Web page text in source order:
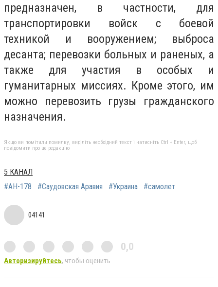
предназначен, в частности, для
транспортировки войск с боевой
техникой и вооружением; выброса
десанта; перевозки больных и раненых, а
также для участия в особых и
гуманитарных миссиях. Кроме этого, им
можно перевозить грузы гражданского
назначения.
Якщо ви помітили помилку, виділіть необхідний текст і натисніть Ctrl + Enter, щоб
повідомити про це редакцію
5 КАНАЛ
#АН-178
#Саудовская Аравия #Украина #самолет
04141
0,0
Авторизируйтесь, чтобы оценить